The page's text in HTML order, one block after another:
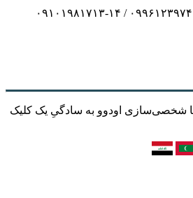
شخصی‌سازی اودوو به سادگیِ یک کلیک